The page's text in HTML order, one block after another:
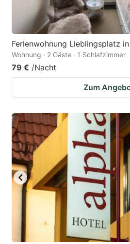
Ferienwohnung Lieblingsplatz
Wohnung · 2 Gäste · 1 Schlafzimmer
79 € /Nacht
Zum